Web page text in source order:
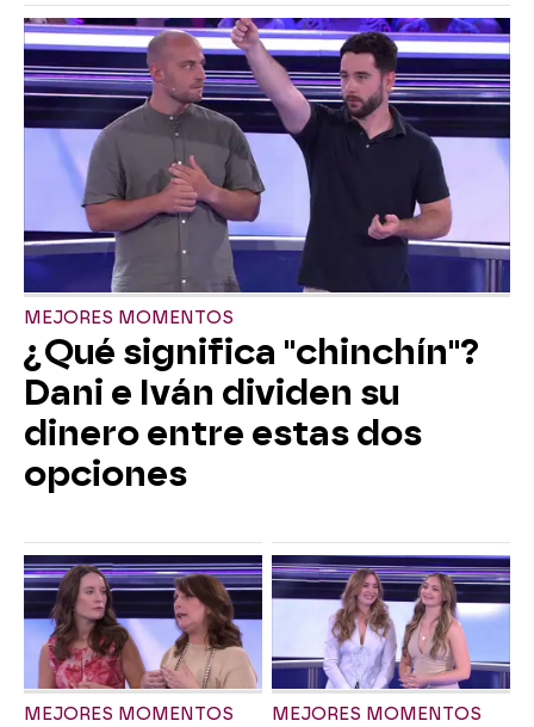
MEJORES MOMENTOS
¿Qué significa "chinchín"?
Dani e Iván dividen su
dinero entre estas dos
opciones
MEJORES MOMENTOS MEJORES MOMENTOS